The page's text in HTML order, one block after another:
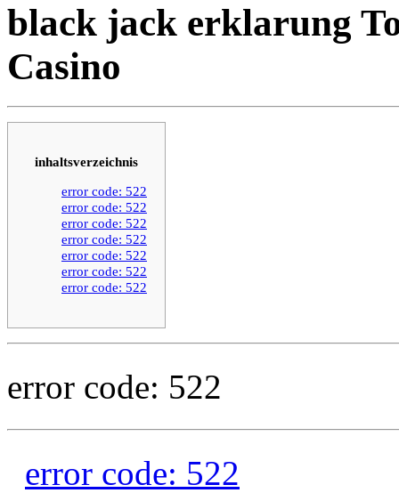
black jack erklarung
Casino
inhaltsverzeichnis
error code: 522
error code: 522
error code: 522
error code: 522
error code: 522
error code: 522
error code: 522
error code: 522
error code: 522